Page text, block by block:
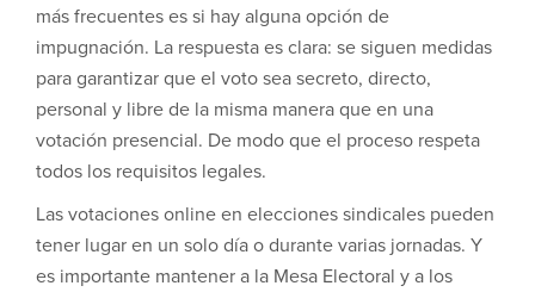
más frecuentes es si hay alguna opción de
impugnación. La respuesta es clara: se siguen medidas
para garantizar que el voto sea secreto, directo,
personal y libre de la misma manera que en una
votación presencial. De modo que el proceso respeta
todos los requisitos legales.
Las votaciones online en elecciones sindicales pueden
tener lugar en un solo día o durante varias jornadas. Y
es importante mantener a la Mesa Electoral y a los